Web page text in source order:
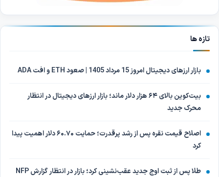
تازه ها
بازار ارزهای دیجیتال امروز 15 مرداد 1405 | صعود ETH و افت ADA
بیت‌کوین بالای ۶۴ هزار دلار ماند؛ بازار ارزهای دیجیتال در انتظار
محرک جدید
اصلاح قیمت نقره پس از رشد پرقدرت؛ حمایت ۶۰.۷۰ دلار اهمیت پیدا
کرد
طلا پس از ثبت اوج جدید عقب‌نشینی کرد؛ بازار در انتظار گزارش NFP